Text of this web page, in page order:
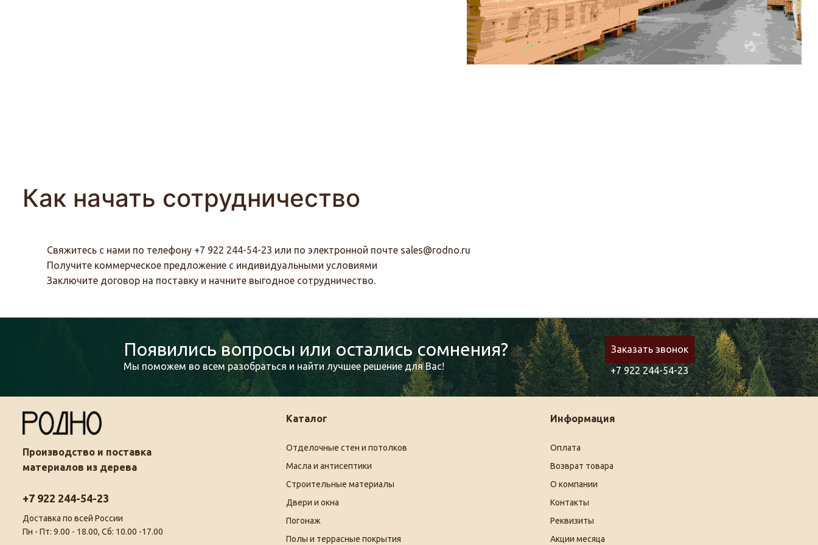
Как начать сотрудничество
Свяжитесь с нами по телефону +7 922 244-54-23 или по электронной почте sales@rodno.ru
Получите коммерческое предложение с индивидуальными условиями
Заключите договор на поставку и начните выгодное сотрудничество.
Появились вопросы или остались сомнения?
Мы поможем во всем разобраться и найти лучшее решение для Вас!
Заказать звонок
+7 922 244-54-23
Производство и поставка
материалов из дерева
+7 922 244-54-23
Доставка по всей России
Пн - Пт: 9.00 - 18.00, Сб: 10.00 -17.00
Каталог
Отделочные стен и потолков
Масла и антисептики
Строительные материалы
Двери и окна
Погонаж
Полы и террасные покрытия
Информация
Оплата
Возврат товара
О компании
Контакты
Реквизиты
Акции месяца